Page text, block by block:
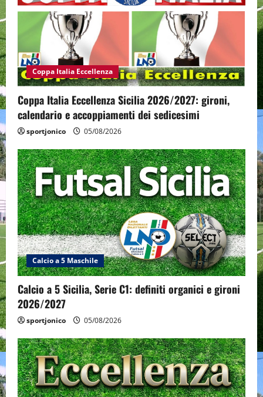
Coppa Italia Eccellenza
Coppa Italia Eccellenza Sicilia 2026/2027: gironi,
calendario e accoppiamenti dei sedicesimi
sportjonico 05/08/2026
Calcio a 5 Maschile
Calcio a 5 Sicilia, Serie C1: definiti organici e gironi
2026/2027
sportjonico 05/08/2026